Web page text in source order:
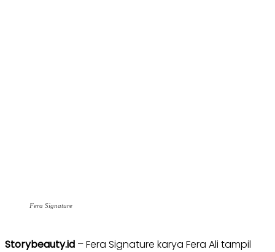
Fera Signature
Storybeauty.id – Fera Signature karya Fera Ali tampil